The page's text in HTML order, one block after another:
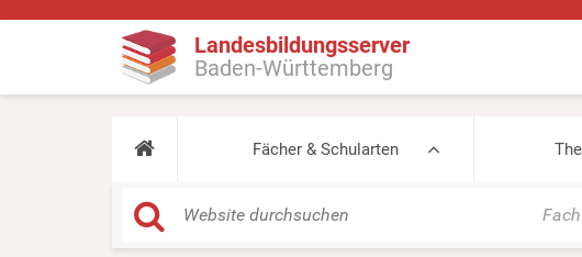
Landesbildungsserver
Baden-Württemberg
Fächer & Schularten